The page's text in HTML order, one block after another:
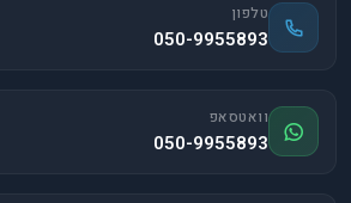
טלפון
050-9955893
וואטסאפ
050-9955893